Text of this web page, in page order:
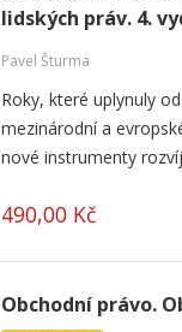
lidských práv. 4.
Pavel Šturma
Roky, které uplynuly
mezinárodní a
nové instrumenty
490,00 Kč
Obchodní právo.